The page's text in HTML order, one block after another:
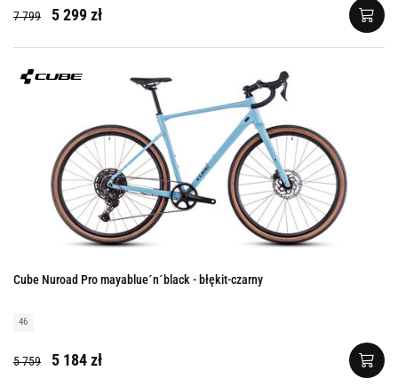
7 799 5 299 zł
Cube Nuroad Pro mayablue´n´black - błękit-czarny
46
5 759 5 184 zł